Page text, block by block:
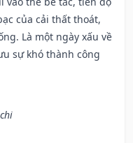
của cải thất thoát,
Là một ngày xấu về
sự khó thành công